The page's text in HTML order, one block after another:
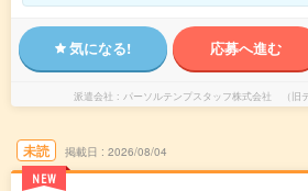
気になる! 応募へ進む
派遣会社 パーソルテンプスタッフ株式会社 （旧
未読
NEW
掲載日 2026/08/04